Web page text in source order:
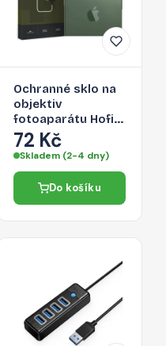
Ochranné sklo na
objektiv
fotoaparátu Hofi
Cam Pro+ Apple
iPhone 14 Pro/14
Pro Max - čiré
72 Kč
Skladem (2-4 dny)
Do košíku